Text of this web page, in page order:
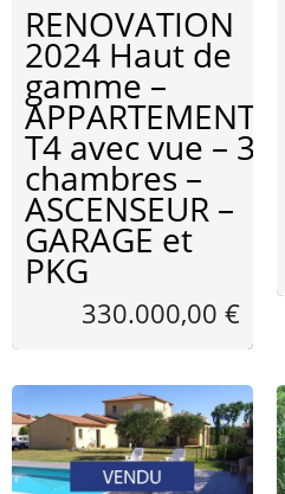
RENOVATION
2024 Haut de
gamme –
APPARTEMENT
T4 avec vue – 3
chambres –
ASCENSEUR –
GARAGE et
PKG
330.000,00 €